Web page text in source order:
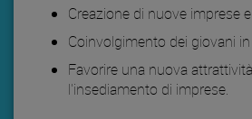
Creazione di nuove imprese
Coinvolgimento dei giovani
Favorire una nuova
l'insediamento di imprese.